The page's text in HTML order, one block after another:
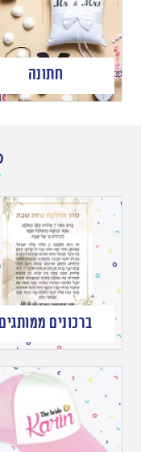
חתונה
ברכונים ממותגים